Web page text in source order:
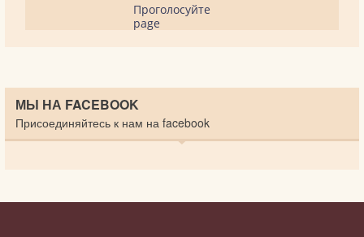
Проголосуйте
page
МЫ НА FACEBOOK
Присоединяйтесь к нам на facebook